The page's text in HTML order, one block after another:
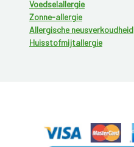
Voedselallergie
Zonne-allergie
Allergische neusverkoudheid
Huisstofmijtallergie